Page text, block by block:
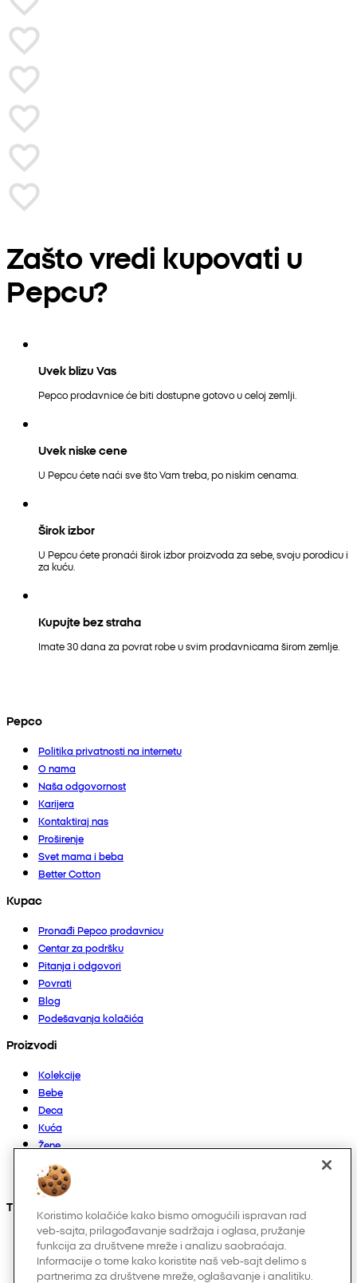
Zašto vredi kupovati u
Pepcu?
Uvek blizu Vas
Pepco prodavnice će biti dostupne gotovo u celoj zemlji.
Uvek niske cene
U Pepcu ćete naći sve što Vam treba, po niskim cenama.
Širok izbor
U Pepcu ćete pronaći širok izbor proizvoda za sebe, svoju porodicu i
za kuću.
Kupujte bez straha
Imate 30 dana za povrat robe u svim prodavnicama širom zemlje.
Pepco
Politika privatnosti na internetu
O nama
Naša odgovornost
Karijera
Kontaktiraj nas
Proširenje
Svet mama i beba
Better Cotton
Kupac
Pronađi Pepco prodavnicu
Centar za podršku
Pitanja i odgovori
Povrati
Blog
Podešavanja kolačića
Proizvodi
Kolekcije
Bebe
Deca
Kuća
Žene
Muškarci
Ostalo
Takođe nas možete pronaći na
Koristimo kolačiće kako bismo omogućili ispravan rad
veb-sajta, prilagođavanje sadržaja i oglasa, pružanje
funkcija za društvene mreže i analizu saobraćaja.
Informacije o tome kako koristite naš veb-sajt delimo s
partnerima za društvene mreže, oglašavanje i analitiku.